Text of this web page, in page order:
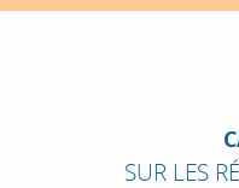
SUR LES